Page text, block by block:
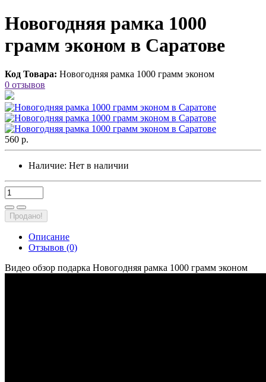
Новогодняя рамка 1000
грамм эконом в Саратове
Код Товара: Новогодняя рамка 1000 грамм эконом
0 отзывов
560 р.
Наличие: Нет в наличии
Продано!
Описание
Отзывов (0)
Видео обзор подарка Новогодняя рамка 1000 грамм эконом